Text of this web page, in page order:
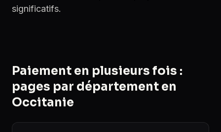
significatifs.
Paiement en plusieurs fois :
pages par département en
Occitanie